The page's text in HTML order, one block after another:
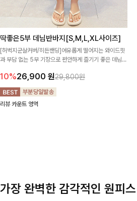
딱좋은5부 데님반바지[S,M,L,XL사이즈]
[허벅지군살커버/히든밴딩]여유롭게 떨어지는 와이드핏
과 부담 없는 5부 기장으로 편안하게 즐기기 좋은 데님
디한 무드로 연출
10%26,900 원29,800원
리뷰 카운트 영역
가장 완벽한 감각적인 원피스